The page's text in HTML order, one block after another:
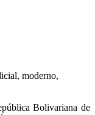
moderno,
Bolivariana de